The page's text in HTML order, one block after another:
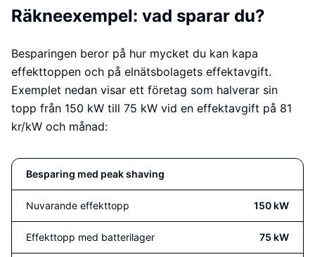
Räkneexempel: vad sparar du?
Besparingen beror på hur mycket du kan kapa
effekttoppen och på elnätsbolagets effektavgift.
Exemplet nedan visar ett företag som halverar sin
topp från 150 kW till 75 kW vid en effektavgift på 81
kr/kW och månad:
Besparing med peak shaving
Nuvarande effekttopp 150 kW
Effekttopp med batterilager 75 kW